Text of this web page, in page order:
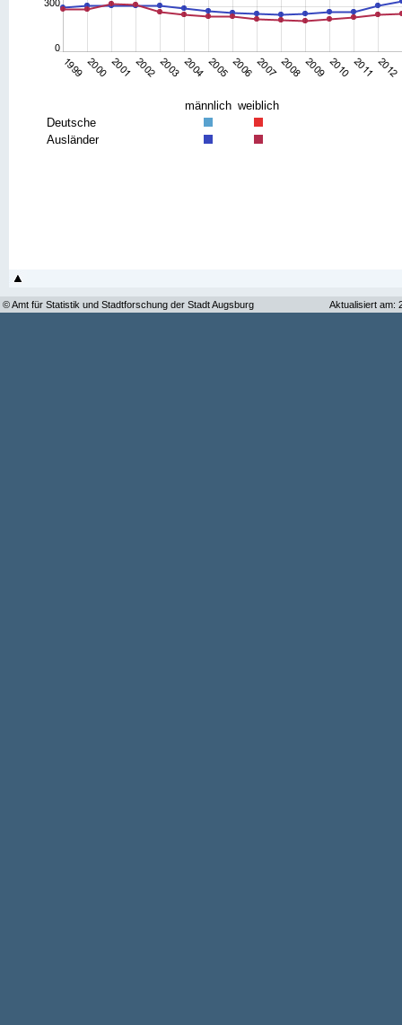
männlich weiblich
Deutsche
Ausländer
© Amt für Statistik und Stadtforschung der Stadt Augsburg Aktualisiert am: